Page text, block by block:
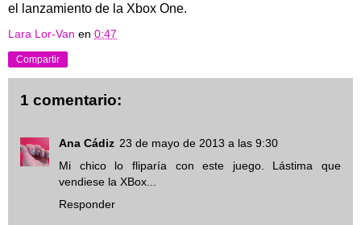
el lanzamiento de la Xbox One.
Lara Lor-Van en 0:47
Compartir
1 comentario:
Ana Cádiz 23 de mayo de 2013 a las 9:30
Mi chico lo fliparía con este juego. Lástima que
vendiese la XBox...
Responder